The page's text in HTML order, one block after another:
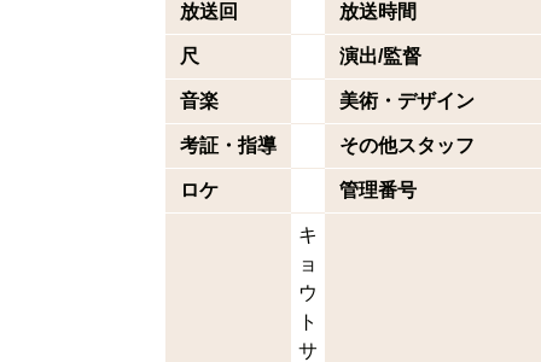
放送回 放送時間
尺 演出/監督
音楽 美術・デザイン
考証・指導 その他スタッフ
ロケ 管理番号
キ
ョ
ウ
ト
サ